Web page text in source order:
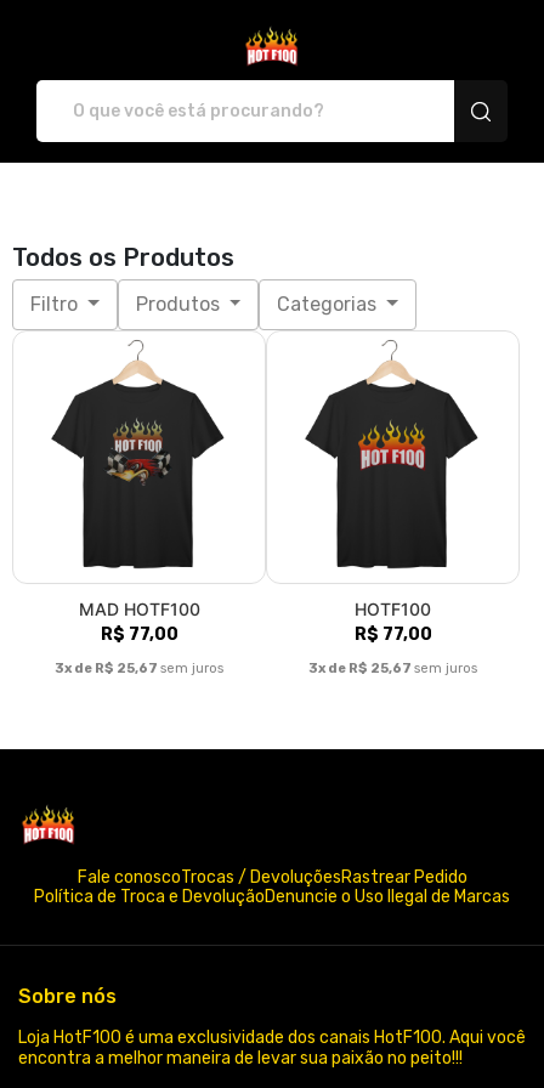
Todos os Produtos
Filtro Produtos Categorias
MAD HOTF100
R$ 77,00
3x de R$ 25,67 sem juros
HOTF100
R$ 77,00
3x de R$ 25,67 sem juros
Fale conoscoTrocas / DevoluçõesRastrear Pedido
Política de Troca e DevoluçãoDenuncie o Uso Ilegal de Marcas
Sobre nós
Loja HotF100 é uma exclusividade dos canais HotF100. Aqui você
encontra a melhor maneira de levar sua paixão no peito!!!